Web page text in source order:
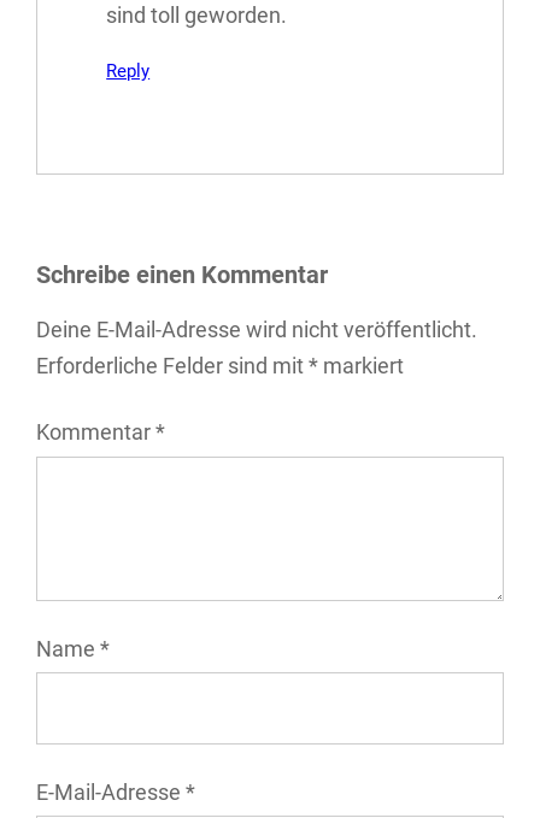
sind toll geworden.
Reply
Schreibe einen Kommentar
Deine E-Mail-Adresse wird nicht veröffentlicht.
Erforderliche Felder sind mit * markiert
Kommentar *
Name *
E-Mail-Adresse *